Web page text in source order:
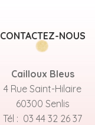
CONTACTEZ-NOUS
Cailloux Bleus
4 Rue Saint-Hilaire
60300 Senlis
Tél : 03 44 32 26 37